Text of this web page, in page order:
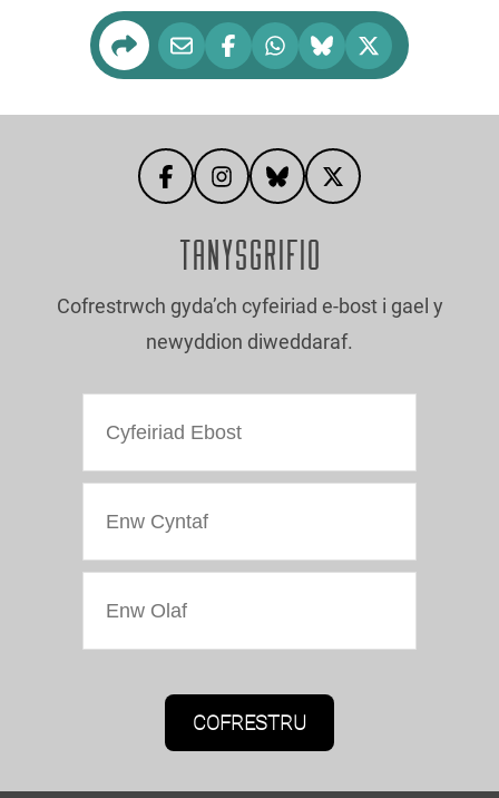
TANYSGRIFIO
Cofrestrwch gyda’ch cyfeiriad e-bost i gael y
newyddion diweddaraf.
Caniatâd Marchnata
Bydd Oriel Colwyn yn defnyddio'r wybodaeth a